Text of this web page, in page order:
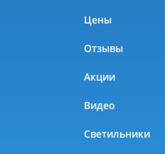
Цены
Отзывы
Акции
Видео
Светильники